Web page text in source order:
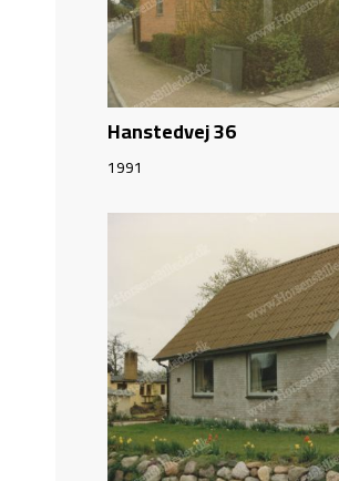
Hanstedvej 36
1991